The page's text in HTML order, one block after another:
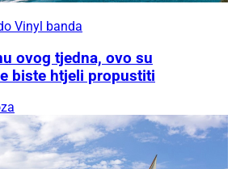
Vinyl banda
ovog tjedna, ovo su
biste htjeli propustiti